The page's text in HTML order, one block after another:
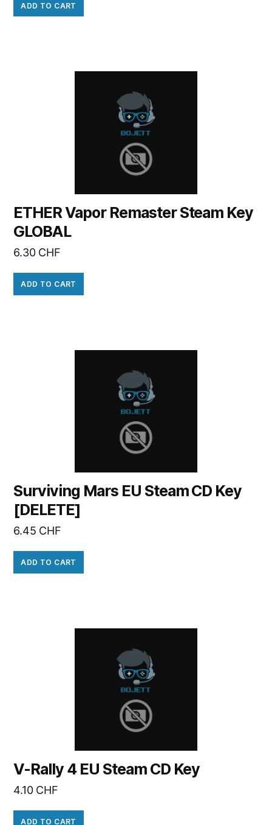
ADD TO CART
ETHER Vapor Remaster Steam Key
GLOBAL
6.30 CHF
ADD TO CART
Surviving Mars EU Steam CD Key
[DELETE]
6.45 CHF
ADD TO CART
V-Rally 4 EU Steam CD Key
4.10 CHF
ADD TO CART